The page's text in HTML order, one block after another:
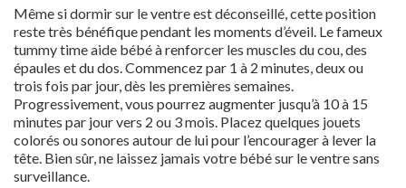
Même si dormir sur le ventre est déconseillé, cette position
reste très bénéfique pendant les moments d’éveil. Le fameux
tummy time aide bébé à renforcer les muscles du cou, des
épaules et du dos. Commencez par 1 à 2 minutes, deux ou
trois fois par jour, dès les premières semaines.
Progressivement, vous pourrez augmenter jusqu’à 10 à 15
minutes par jour vers 2 ou 3 mois. Placez quelques jouets
colorés ou sonores autour de lui pour l’encourager à lever la
tête. Bien sûr, ne laissez jamais votre bébé sur le ventre sans
surveillance.